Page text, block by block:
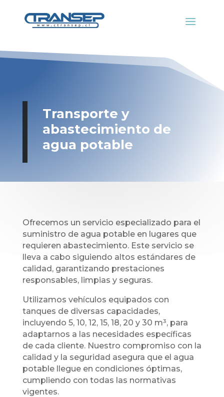
Transporte y
abastecimiento de
agua potable
Ofrecemos un servicio especializado para el
suministro de agua potable en lugares que
requieren abastecimiento. Este servicio se
lleva a cabo siguiendo altos estándares de
calidad, garantizando prestaciones
responsables, limpias y seguras.
Utilizamos vehículos equipados con
tanques de diversas capacidades,
incluyendo 5, 10, 12, 15, 18, 20 y 30 m³, para
adaptarnos a las necesidades específicas
de cada cliente. Nuestro compromiso con la
calidad y la seguridad asegura que el agua
potable llegue en condiciones óptimas,
cumpliendo con todas las normativas
vigentes.